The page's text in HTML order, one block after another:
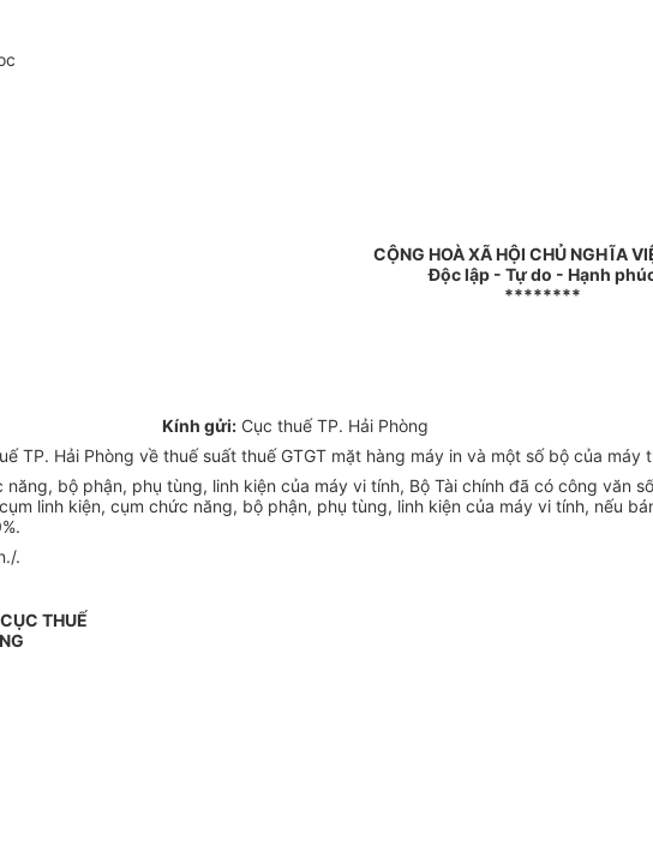
CỘNG HOÀ XÃ HỘI CHỦ NGHĨA
Độc lập - Tự do - Hạnh
********
Kính gửi: Cục thuế TP. Hải Phòng
TP. Hải Phòng về thuế suất thuế GTGT mặt hàng máy in và một số bộ của máy
bộ phận, phụ tùng, linh kiện của máy vi tính, Bộ Tài chính đã có công
linh kiện, cụm chức năng, bộ phận, phụ tùng, linh kiện của máy vi tính, nếu
.
THUẾ